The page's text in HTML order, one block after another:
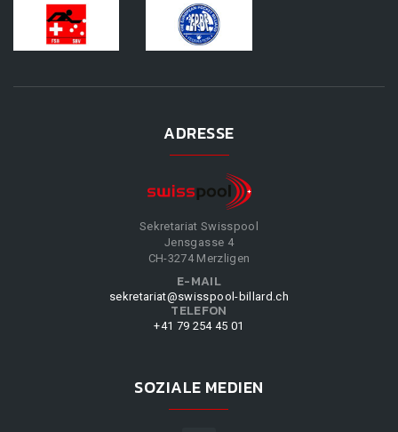
ADRESSE
Sekretariat Swisspool
Jensgasse 4
CH-3274 Merzligen
E-MAIL
sekretariat@swisspool-billard.ch
TELEFON
+41 79 254 45 01
SOZIALE MEDIEN